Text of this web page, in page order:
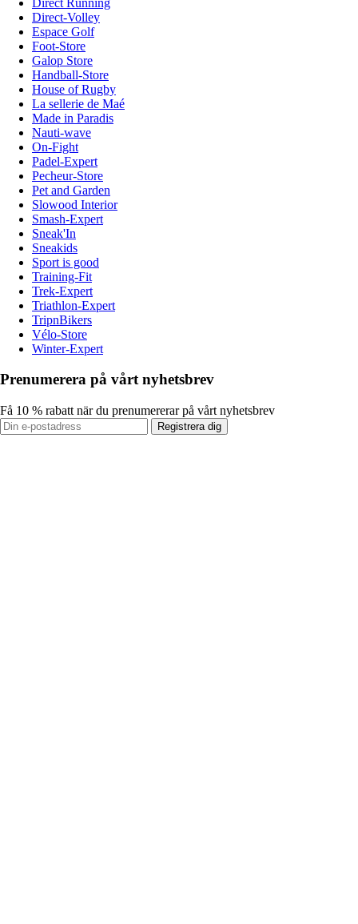
Direct-Volley
Espace Golf
Foot-Store
Galop Store
Handball-Store
House of Rugby
La sellerie de Maé
Made in Paradis
Nauti-wave
On-Fight
Padel-Expert
Pecheur-Store
Pet and Garden
Slowood Interior
Smash-Expert
Sneak'In
Sneakids
Sport is good
Training-Fit
Trek-Expert
Triathlon-Expert
TripnBikers
Vélo-Store
Winter-Expert
Prenumerera på vårt nyhetsbrev
Få 10 % rabatt när du prenumererar på vårt nyhetsbrev
Registrera dig